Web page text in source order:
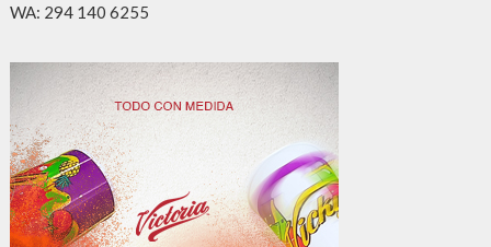
WA: 294 140 6255